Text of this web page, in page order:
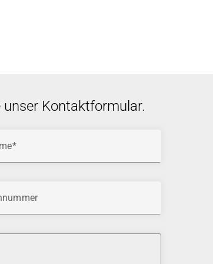
unser Kontaktformular.